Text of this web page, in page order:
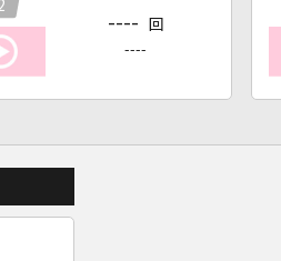
---- 回
----